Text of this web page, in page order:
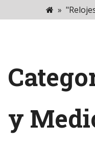
»
y